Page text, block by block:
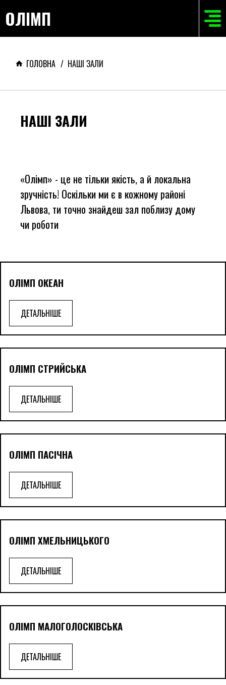
ОЛІМП
ГОЛОВНА / НАШІ ЗАЛИ
НАШІ ЗАЛИ
«Олімп» - це не тільки якість, а й локальна
зручність! Оскільки ми є в кожному районі
Львова, ти точно знайдеш зал поблизу дому
чи роботи
ОЛІМП ОКЕАН
ДЕТАЛЬНІШЕ
ОЛІМП СТРИЙСЬКА
ДЕТАЛЬНІШЕ
ОЛІМП ПАСІЧНА
ДЕТАЛЬНІШЕ
ОЛІМП ХМЕЛЬНИЦЬКОГО
ДЕТАЛЬНІШЕ
ОЛІМП МАЛОГОЛОСКІВСЬКА
ДЕТАЛЬНІШЕ